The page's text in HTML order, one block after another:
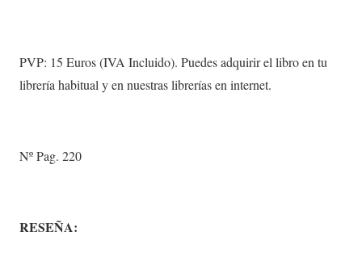
PVP: 15 Euros (IVA Incluido). Puedes adquirir el libro en tu
librería habitual y en nuestras librerías en internet.
Nº Pag. 220
RESEÑA: